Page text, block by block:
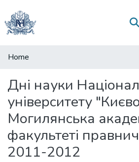
Communities
Collections
All of DSpace
Home
Дні науки
університету
Могилянська
факультеті
2011-2012